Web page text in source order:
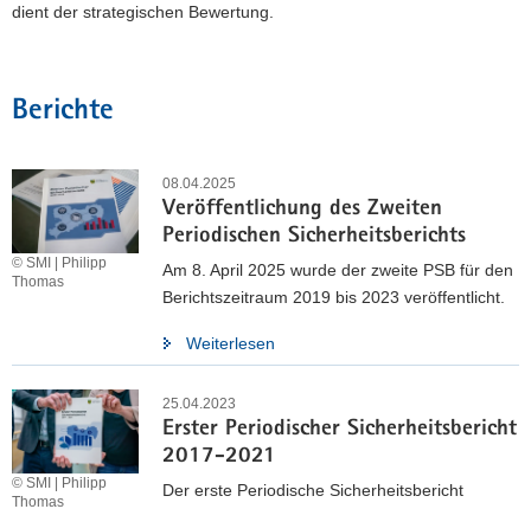
dient der strategischen Bewertung.
Berichte
08.04.2025
Veröffentlichung des Zweiten
Periodischen Sicherheitsberichts
© SMI | Philipp
Thomas
Am 8. April 2025 wurde der zweite PSB für den
Berichtszeitraum 2019 bis 2023 veröffentlicht.
Weiterlesen
25.04.2023
Erster Periodischer Sicherheitsbericht
2017-2021
© SMI | Philipp
Thomas
Der erste Periodische Sicherheitsbericht